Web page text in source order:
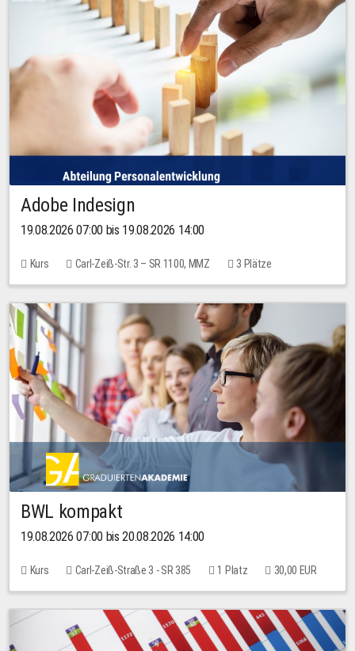
Adobe Indesign
19.08.2026 07:00 bis 19.08.2026 14:00
Kurs Carl-Zeiß-Str. 3 – SR 1100, MMZ 3 Plätze
BWL kompakt
19.08.2026 07:00 bis 20.08.2026 14:00
Kurs Carl-Zeiß-Straße 3 - SR 385 1 Platz 30,00 EUR